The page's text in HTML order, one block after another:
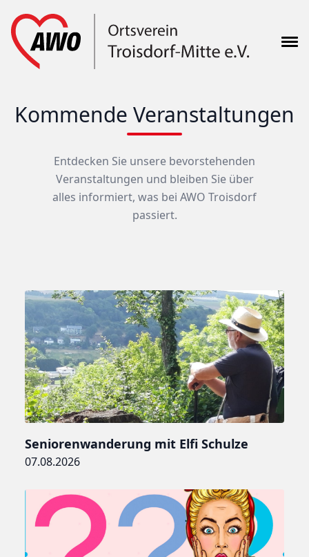
Kommende Veranstaltungen
Entdecken Sie unsere bevorstehenden
Veranstaltungen und bleiben Sie über
alles informiert, was bei AWO Troisdorf
passiert.
Seniorenwanderung mit Elfi Schulze
07.08.2026